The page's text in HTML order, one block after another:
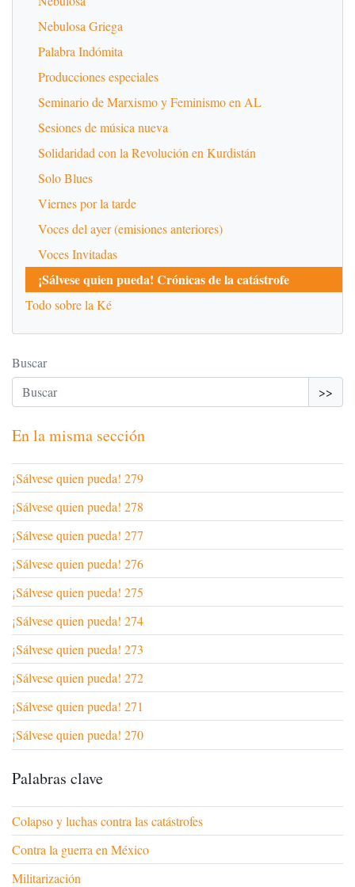
Nebulosa Griega
Palabra Indómita
Producciones especiales
Seminario de Marxismo y Feminismo en AL
Sesiones de música nueva
Solidaridad con la Revolución en Kurdistán
Solo Blues
Viernes por la tarde
Voces del ayer (emisiones anteriores)
Voces Invitadas
¡Sálvese quien pueda! Crónicas de la catástrofe
Todo sobre la Ké
Buscar
>>
En la misma sección
¡Sálvese quien pueda! 279
¡Sálvese quien pueda! 278
¡Sálvese quien pueda! 277
¡Sálvese quien pueda! 276
¡Sálvese quien pueda! 275
¡Sálvese quien pueda! 274
¡Sálvese quien pueda! 273
¡Sálvese quien pueda! 272
¡Sálvese quien pueda! 271
¡Sálvese quien pueda! 270
Palabras clave
Colapso y luchas contra las catástrofes
Contra la guerra en México
Militarización